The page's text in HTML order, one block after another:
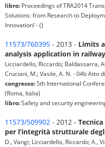
libro: Proceedings of TRA2014
Solutions: from Research to
Innovation! - ()
11573/760395 - 2013 - Limits
analysis application in
Licciardello, Riccardo; Baldassarra,
Cruciani, M.; Vasile, A. N. - 04b Atto
congresso: 5th International
(Roma, Italia)
libro:Safety and security
11573/509902 - 2012 -
per l’integrità strutturale
D., Vangi; Licciardello, Riccardo; A.,